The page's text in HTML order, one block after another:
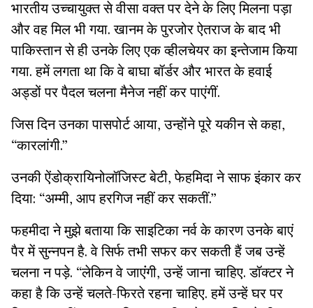
भारतीय उच्चायुक्त से वीसा वक्त पर देने के लिए मिलना पड़ा
और वह मिल भी गया. खानम के पुरजोर ऐतराज के बाद भी
पाकिस्तान से ही उनके लिए एक व्हीलचेयर का इन्तेजाम किया
गया. हमें लगता था कि वे बाघा बॉर्डर और भारत के हवाई
अड्डों पर पैदल चलना मैनेज नहीं कर पाएंगीं.
जिस दिन उनका पासपोर्ट आया, उन्होंने पूरे यकीन से कहा,
“कारलांगी.”
उनकी ऐंडोक्रायिनोलॉजिस्ट बेटी, फेहमिदा ने साफ इंकार कर
दिया: “अम्मी, आप हरगिज नहीं कर सकतीं.”
फहमीदा ने मुझे बताया कि साइटिका नर्व के कारण उनके बाएं
पैर में सुन्नपन है. वे सिर्फ तभी सफर कर सकती हैं जब उन्हें
चलना न पड़े. “लेकिन वे जाएंंगी, उन्हें जाना चाहिए. डॉक्टर ने
कहा है कि उन्हें चलते-फिरते रहना चाहिए. हमें उन्हें घर पर